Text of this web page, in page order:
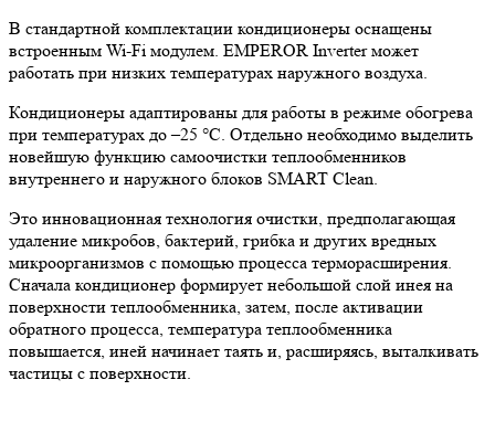
В стандартной комплектации кондиционеры оснащены
встроенным Wi-Fi модулем. EMPEROR Inverter может
работать при низких температурах наружного воздуха.
Кондиционеры адаптированы для работы в режиме обогрева
при температурах до –25 °С. Отдельно необходимо выделить
новейшую функцию самоочистки теплообменников
внутреннего и наружного блоков SMART Clean.
Это инновационная технология очистки, предполагающая
удаление микробов, бактерий, грибка и других вредных
микроорганизмов с помощью процесса терморасширения.
Сначала кондиционер формирует небольшой слой инея на
поверхности теплообменника, затем, после активации
обратного процесса, температура теплообменника
повышается, иней начинает таять и, расширяясь, выталкивать
частицы с поверхности.